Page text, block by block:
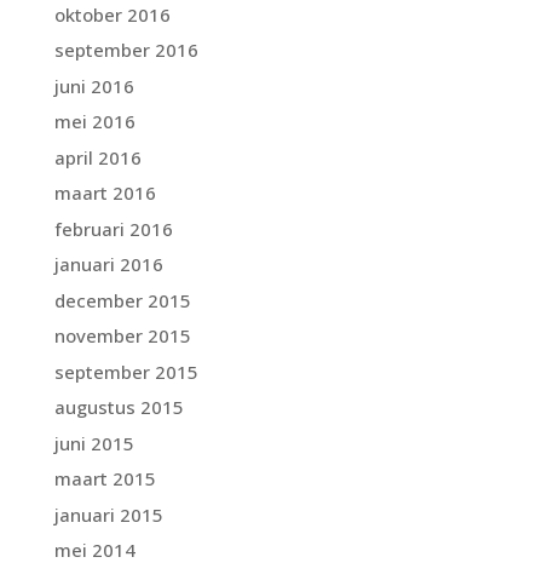
oktober 2016
september 2016
juni 2016
mei 2016
april 2016
maart 2016
februari 2016
januari 2016
december 2015
november 2015
september 2015
augustus 2015
juni 2015
maart 2015
januari 2015
mei 2014